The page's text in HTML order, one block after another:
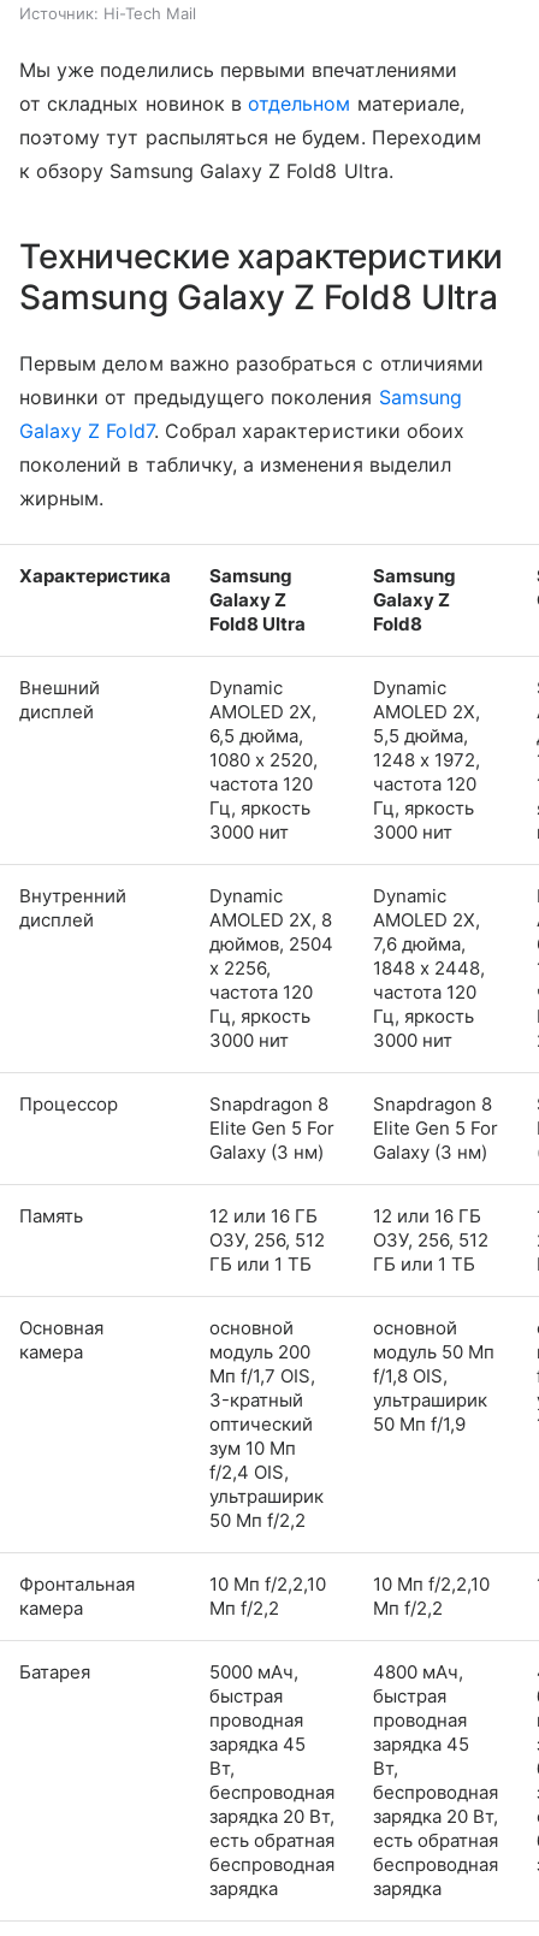
Источник: Hi-Tech Mail
Мы уже поделились первыми впечатлениями
от складных новинок вотдельном материале,
поэтому тут распыляться не будем. Переходим
к обзору Samsung Galaxy Z Fold8 Ultra.
Технические характеристики
Samsung Galaxy Z Fold8 Ultra
Первым делом важно разобраться с отличиями
новинки от предыдущего поколения Samsung
Galaxy Z Fold7. Собрал характеристики обоих
поколений в табличку, а изменения выделил
жирным.
Характеристика
Samsung
Galaxy Z
Fold8 Ultra
Samsung
Galaxy Z
Fold8
Внешний
дисплей
Dynamic
AMOLED 2X,
6,5 дюйма,
1080 x 2520,
частота 120
Гц, яркость
3000 нит
Dynamic
AMOLED 2X,
5,5 дюйма,
1248 x 1972,
частота 120
Гц, яркость
3000 нит
Внутренний
дисплей
Dynamic
AMOLED 2X, 8
дюймов, 2504
x 2256,
частота 120
Гц, яркость
3000 нит
Dynamic
AMOLED 2X,
7,6 дюйма,
1848 x 2448,
частота 120
Гц, яркость
3000 нит
Процессор
Snapdragon 8
Elite Gen 5 For
Galaxy (3 нм)
Snapdragon 8
Elite Gen 5 For
Galaxy (3 нм)
Память
12 или 16 ГБ
ОЗУ, 256, 512
ГБ или 1 ТБ
12 или 16 ГБ
ОЗУ, 256, 512
ГБ или 1 ТБ
Основная
камера
основной
модуль 200
Мп f/1,7 OIS,
3-кратный
оптический
зум 10 Мп
f/2,4 OIS,
ультраширик
50 Мп f/2,2
основной
модуль 50 Мп
f/1,8 OIS,
ультраширик
50 Мп f/1,9
Фронтальная
камера
10 Мп f/2,2,10
Мп f/2,2
10 Мп f/2,2,10
Мп f/2,2
Батарея
5000 мАч,
быстрая
проводная
зарядка 45
Вт,
беспроводная
зарядка 20 Вт,
есть обратная
беспроводная
зарядка
4800 мАч,
быстрая
проводная
зарядка 45
Вт,
беспроводная
зарядка 20 Вт,
есть обратная
беспроводная
зарядка